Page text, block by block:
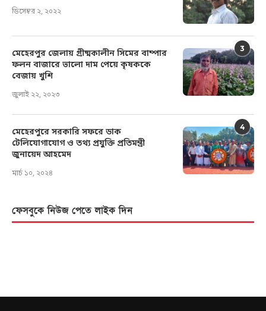
ডিসেম্বর ২, ২০২২
3
মেহেরপুর জেলায় গ্রীষ্মকালীন সিমের বাম্পার
ফলন বাজারে ভালো দাম পেয়ে কৃষককে
বেজায় খুশি
জুলাই ২২, ২০২৩
4
মেহেরপুরে সরকারি সফরে ডাক
টেলিযোগাযোগ ও তথ্য প্রযুক্তি প্রতিমন্ত্রী
জুনায়েদ আহমেদ
মার্চ ১০, ২০২৪
ফেসবুকে নিউজ পেতে লাইক দিন